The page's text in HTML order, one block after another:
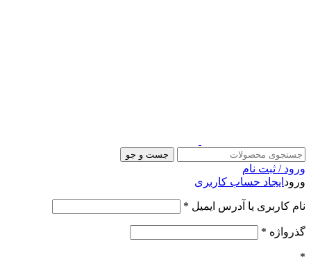
جست و جو
ورود / ثبت نام
ورود ایجاد حساب کاربری
نام کاربری یا آدرس ایمیل *
گذرواژه *
*